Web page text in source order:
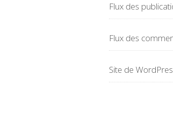
Flux des
Flux des
Site de